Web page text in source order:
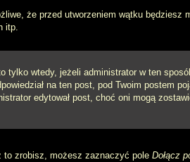
że przed utworzeniem wątku
itp.
wtedy, jeżeli administrator w ten
na ten post, pod Twoim postem
edytował post, choć oni mogą
to zrobisz, możesz zaznaczyć pole Dołącz